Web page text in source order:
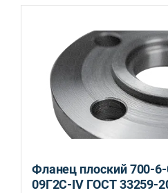
Фланец плоский 700-
09Г2С-IV ГОСТ 33259-